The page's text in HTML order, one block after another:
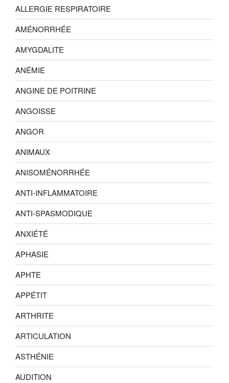
ALLERGIE RESPIRATOIRE
AMÉNORRHÉE
AMYGDALITE
ANÉMIE
ANGINE DE POITRINE
ANGOISSE
ANGOR
ANIMAUX
ANISOMÉNORRHÉE
ANTI-INFLAMMATOIRE
ANTI-SPASMODIQUE
ANXIÉTÉ
APHASIE
APHTE
APPÉTIT
ARTHRITE
ARTICULATION
ASTHÉNIE
AUDITION